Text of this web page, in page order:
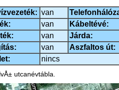
van
van
Kábeltévé:
van
Járda:
van
Aszfaltos út:
nincs
utcanévtábla.